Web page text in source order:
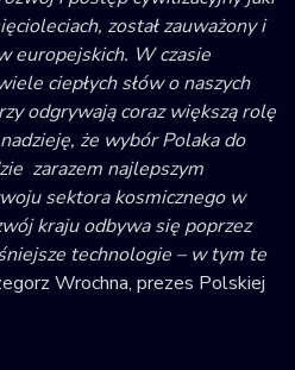
został zauważony i
europejskich. W czasie
ciepłych słów o naszych
odgrywają coraz większą rolę
że wybór Polaka do
zarazem najlepszym
sektora kosmicznego w
kraju odbywa się poprzez
technologie – w tym te
Wrochna, prezes Polskiej